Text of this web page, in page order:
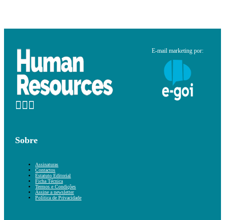
E-mail marketing por:
Sobre
Assinaturas
Contactos
Estatuto Editorial
Ficha Técnica
Termos e Condições
Assine a newsletter
Política de Privacidade